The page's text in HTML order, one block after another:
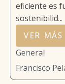
eficiente es
sostenibilid...
VER MÁS
General
Francisco